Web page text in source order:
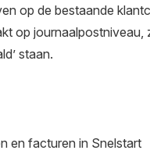
op de bestaande
op journaalpostniveau,
staan.
en facturen in Snelstart